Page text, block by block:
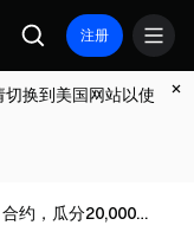
注册
换到美国网站以使
约，瓜分20,000